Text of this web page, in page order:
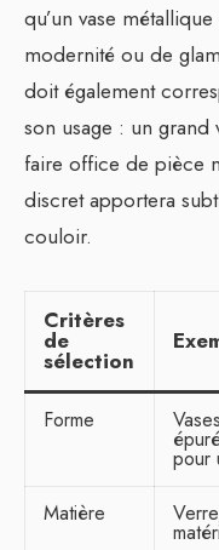
qu’un vase
modernité ou de
doit également
son usage : un grand
faire office de pièce
discret apportera
couloir.
Critères
de
sélection
Forme
pour
Matière